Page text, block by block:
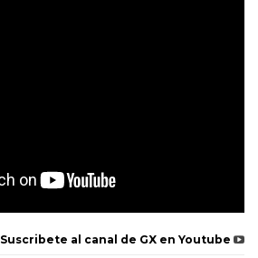
Suscribete al canal de GX en Youtube